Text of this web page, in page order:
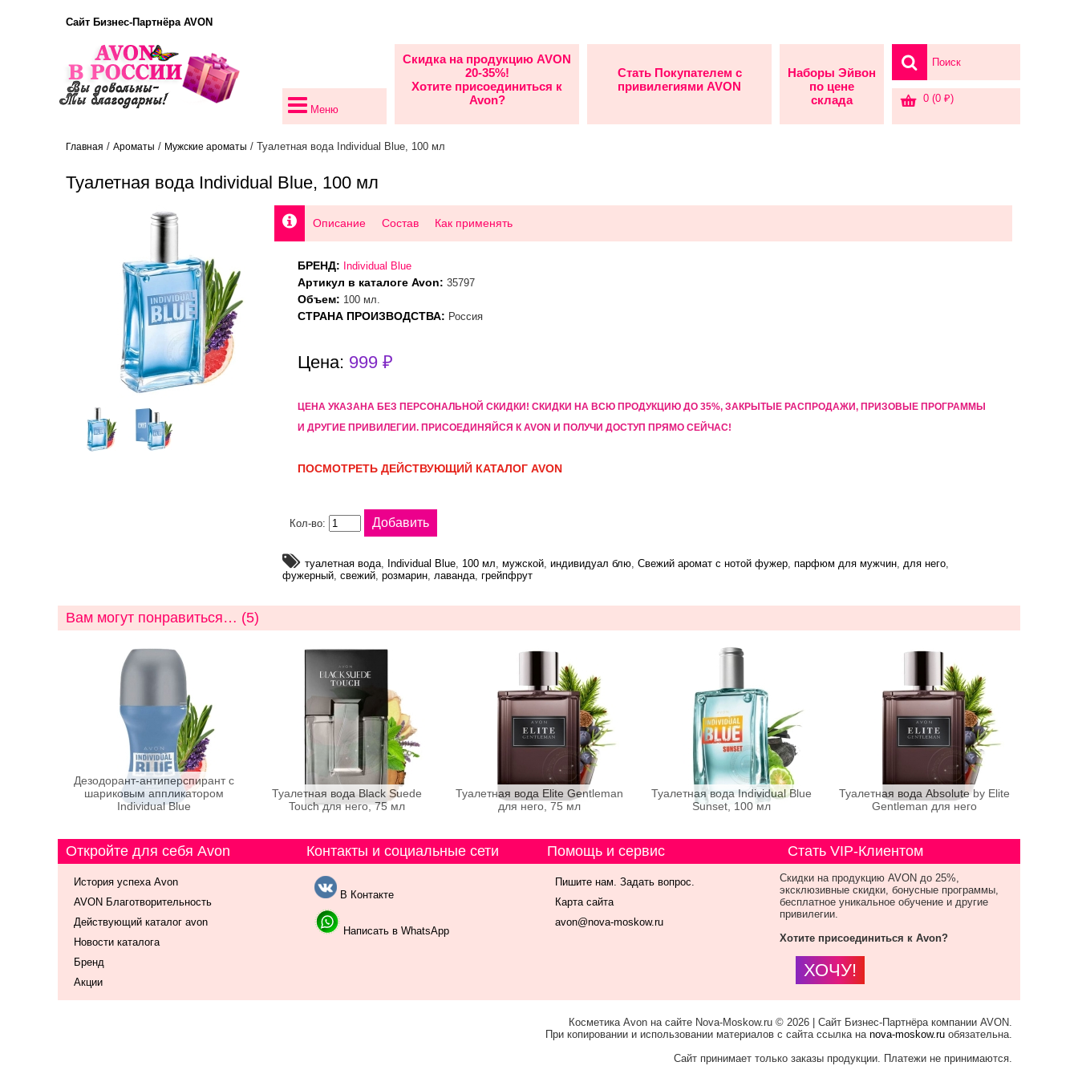
Сайт Бизнес-Партнёра AVON
Скидка на продукцию AVON
20-35%!
Хотите присоединиться к
Avon?
Стать Покупателем с
привилегиями AVON
Наборы Эйвон
по цене
склада
0 (0 ₽)
Меню
Главная / Ароматы / Мужские ароматы / Туалетная вода Individual Blue, 100 мл
Туалетная вода Individual Blue, 100 мл
Описание Состав Как применять
БРЕНД: Individual Blue
Артикул в каталоге Avon: 35797
Объем: 100 мл.
СТРАНА ПРОИЗВОДСТВА: Россия
Цена: 999 ₽
ЦЕНА УКАЗАНА БЕЗ ПЕРСОНАЛЬНОЙ СКИДКИ! CКИДКИ НА ВСЮ ПРОДУКЦИЮ ДО 35%, ЗАКРЫТЫЕ РАСПРОДАЖИ, ПРИЗОВЫЕ ПРОГРАММЫ
И ДРУГИЕ ПРИВИЛЕГИИ. ПРИСОЕДИНЯЙСЯ К AVON И ПОЛУЧИ ДОСТУП ПРЯМО СЕЙЧАС!
ПОСМОТРЕТЬ ДЕЙСТВУЮЩИЙ КАТАЛОГ AVON
Кол-во:
туалетная вода, Individual Blue, 100 мл, мужской, индивидуал блю, Свежий аромат с нотой фужер, парфюм для мужчин, для него,
фужерный, свежий, розмарин, лаванда, грейпфрут
Вам могут понравиться… (5)
Дезодорант-антиперспирант с
шариковым аппликатором
Individual Blue
Туалетная вода Black Suede
Touch для него, 75 мл
Туалетная вода Elite Gentleman
для него, 75 мл
Туалетная вода Individual Blue
Sunset, 100 мл
Туалетная вода Absolute by Elite
Gentleman для него
Откройте для себя Avon
История успеха Avon
AVON Благотворительность
Действующий каталог avon
Новости каталога
Бренд
Акции
Контакты и социальные сети
В Контакте
Написать в WhatsApp
Помощь и сервис
Пишите нам. Задать вопрос.
Карта сайта
avon@nova-moskow.ru
Стать VIP-Клиентом
Скидки на продукцию AVON до 25%,
эксклюзивные скидки, бонусные программы,
бесплатное уникальное обучение и другие
привилегии.
Хотите присоединиться к Avon?
ХОЧУ!
Косметика Avon на сайте Nova-Moskow.ru © 2026 | Сайт Бизнес-Партнёра компании AVON.
При копировании и использовании материалов с сайта ссылка на nova-moskow.ru обязательна.
Сайт принимает только заказы продукции. Платежи не принимаются.